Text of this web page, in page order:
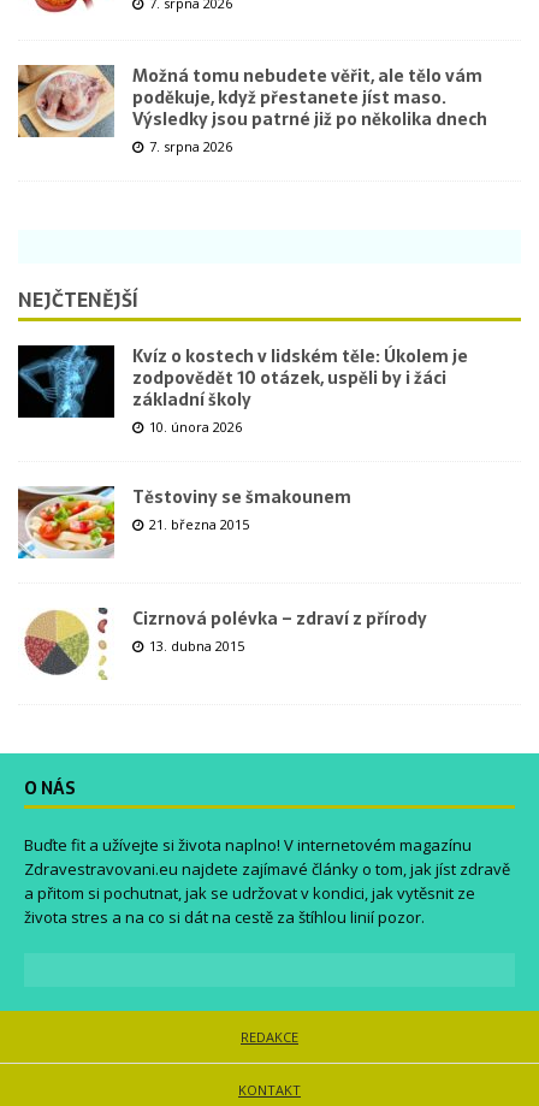
Možná tomu nebudete věřit, ale tělo vám
poděkuje, když přestanete jíst maso.
Výsledky jsou patrné již po několika dnech
7. srpna 2026
NEJČTENĚJŠÍ
Kvíz o kostech v lidském těle: Úkolem je
zodpovědět 10 otázek, uspěli by i žáci
základní školy
10. února 2026
Těstoviny se šmakounem
21. března 2015
Cizrnová polévka – zdraví z přírody
13. dubna 2015
O NÁS
Buďte fit a užívejte si života naplno! V internetovém magazínu
Zdravestravovani.eu najdete zajímavé články o tom, jak jíst zdravě
a přitom si pochutnat, jak se udržovat v kondici, jak vytěsnit ze
života stres a na co si dát na cestě za štíhlou linií pozor.
REDAKCE
KONTAKT